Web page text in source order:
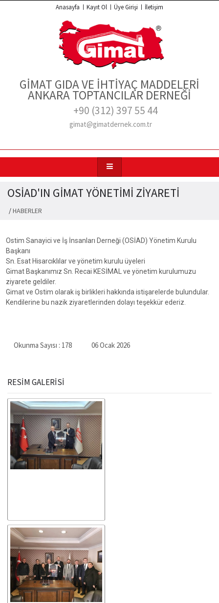
Anasayfa Kayıt Ol Üye Girişi İletişim
GİMAT GIDA VE İHTİYAÇ MADDELERİ
ANKARA TOPTANCILAR DERNEĞİ
+90 (312) 397 55 44
gimat@gimatdernek.com.tr
OSİAD'IN GİMAT YÖNETİMİ ZİYARETİ
/HABERLER
Ostim Sanayici ve İş İnsanları Derneği (OSİAD) Yönetim Kurulu
Başkanı
Sn. Esat Hisarcıklılar ve yönetim kurulu üyeleri
Gimat Başkanımız Sn. Recai KESİMAL ve yönetim kurulumuzu
ziyarete geldiler.
Gimat ve Ostim olarak iş birlikleri hakkında istişarelerde bulundular.
Kendilerine bu nazik ziyaretlerinden dolayı teşekkür ederiz.
Okunma Sayısı : 178 06 Ocak 2026
RESİM GALERİSİ